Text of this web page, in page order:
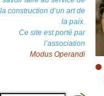
la construction d’un art de
la paix.
Ce site est porté par
l’association
Modus Operandi